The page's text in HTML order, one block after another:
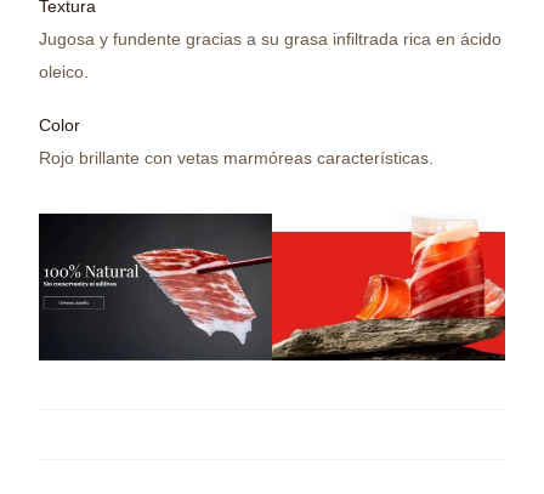
Textura
Jugosa y fundente gracias a su grasa infiltrada rica en ácido
oleico.
Color
Rojo brillante con vetas marmóreas características.